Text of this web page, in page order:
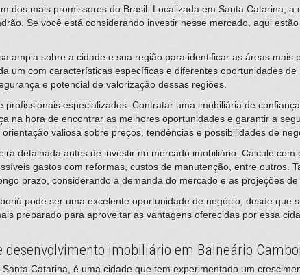
dos mais promissores do Brasil. Localizada em Santa Catarina, a
Se você está considerando investir nesse mercado, aqui
ampla sobre a cidade e sua região para identificar as áreas mais
um com características específicas e diferentes oportunidades
e potencial de valorização dessas regiões.
especializados. Contratar uma imobiliária de
na hora de encontrar as melhores oportunidades e garantir a
valiosa sobre preços, tendências e possibilidades de
detalhada antes de investir no mercado imobiliário. Calcule
gastos com reformas, custos de manutenção, entre outros.
prazo, considerando a demanda do mercado e as projeções de
pode ser uma excelente oportunidade de negócio, desde que
preparado para aproveitar as vantagens oferecidas por essa
imobiliário em Balneário
Catarina, é uma cidade que tem experimentado um